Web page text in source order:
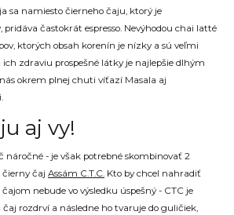
sa namiesto čierneho čaju, ktorý je
častokrát espresso. Nevýhodou chai latté
ktorých obsah korenín je nízky a sú veľmi
zdraviu prospešné látky je najlepšie dlhým
okrem plnej chuti víťazí Masala aj
aj vy!
náročné - je však potrebné skombinovať 2
čierny čaj Assám C.T.C. Kto by chcel nahradiť
nebude vo výsledku úspešný - CTC je
rozdrví a následne ho tvaruje do guličiek,